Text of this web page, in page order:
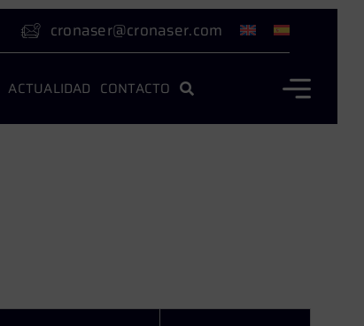
cronaser@cronaser.com
ACTUALIDAD CONTACTO